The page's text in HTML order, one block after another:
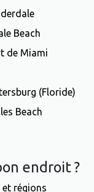
Beach
de Miami
(Floride)
Beach
endroit ?
régions